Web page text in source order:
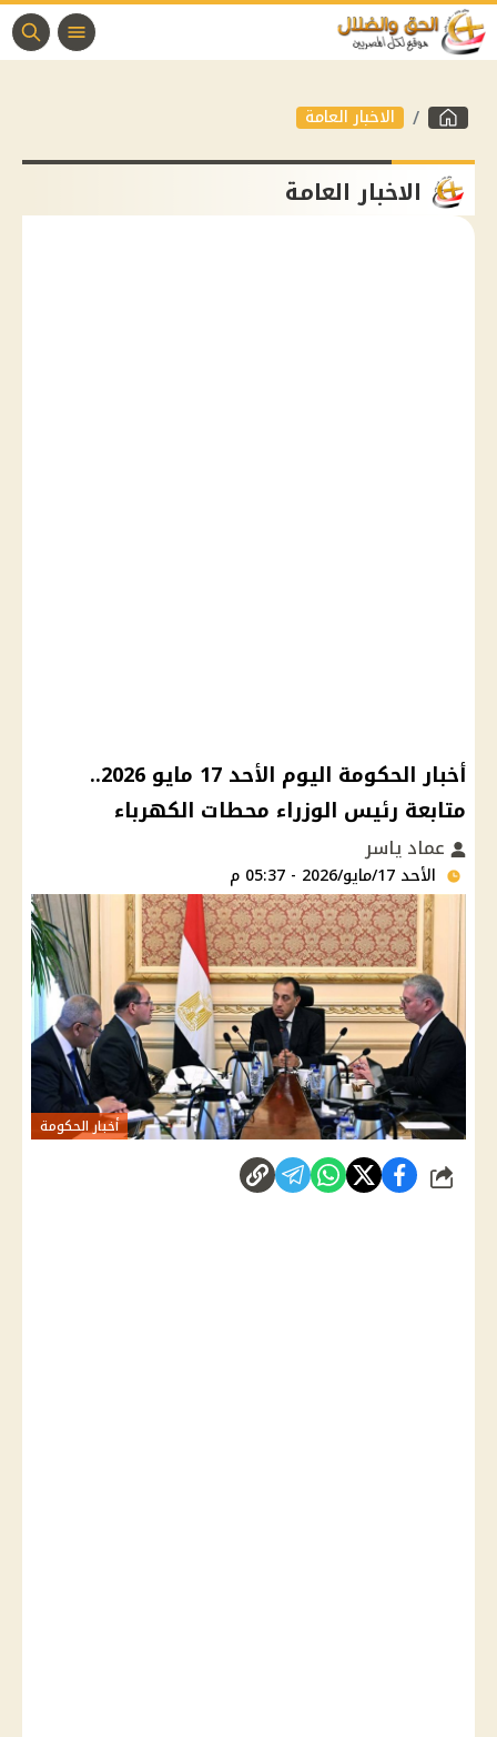
الاخبار العامة
الاخبار العامة
أخبار الحكومة اليوم الأحد 17 مايو 2026..
متابعة رئيس الوزراء محطات الكهرباء
عماد ياسر
الأحد 17/مايو/2026 - 05:37 م
أخبار الحكومة
شارك